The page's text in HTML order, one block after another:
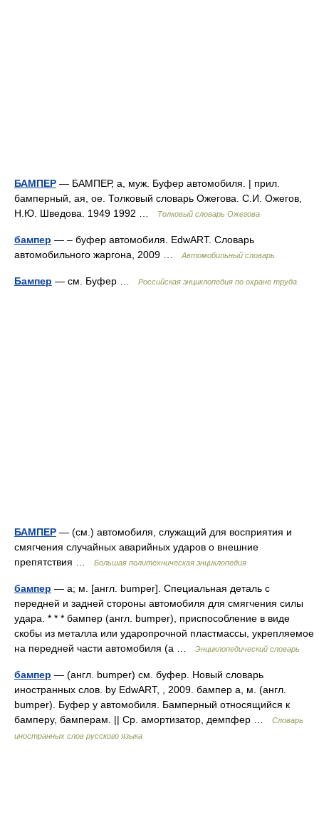
БАМПЕР — БАМПЕР, а, муж. Буфер автомобиля. | прил.
бамперный, ая, ое. Толковый словарь Ожегова. С.И. Ожегов,
Н.Ю. Шведова. 1949 1992 …
Толковый словарь Ожегова
бампер — – буфер автомобиля. EdwART. Словарь
автомобильного жаргона, 2009 …
Автомобильный словарь
Бампер — см. Буфер … Российская энциклопедия по охране труда
БАМПЕР — (см.) автомобиля, служащий для восприятия и
смягчения случайных аварийных ударов о внешние
препятствия …
Большая политехническая энциклопедия
бампер — а; м. [англ. bumper]. Специальная деталь с
передней и задней стороны автомобиля для смягчения силы
удара. * * * бампер (англ. bumper), приспособление в виде
скобы из металла или ударопрочной пластмассы, укрепляемое
на передней части автомобиля (а …
Энциклопедический словарь
бампер — (англ. bumper) см. буфер. Новый словарь
иностранных слов. by EdwART, , 2009. бампер а, м. (англ.
bumper). Буфер у автомобиля. Бамперный относящийся к
бамперу, бамперам. || Ср. амортизатор, демпфер …
Словарь
иностранных слов русского языка